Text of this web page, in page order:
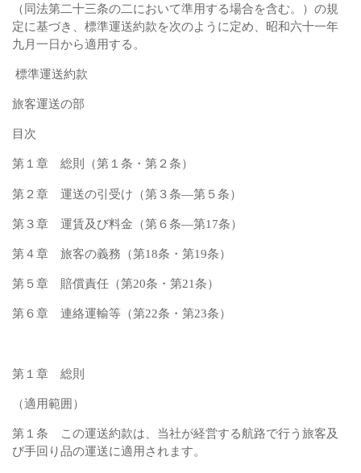
（同法第二十三条の二において準用する場合を含む。）の規
定に基づき、標準運送約款を次のように定め、昭和六十一年
九月一日から適用する。
標準運送約款
旅客運送の部
目次
第１章 総則（第１条・第２条）
第２章 運送の引受け（第３条―第５条）
第３章 運賃及び料金（第６条―第17条）
第４章 旅客の義務（第18条・第19条）
第５章 賠償責任（第20条・第21条）
第６章 連絡運輸等（第22条・第23条）
第１章 総則
（適用範囲）
第１条 この運送約款は、当社が経営する航路で行う旅客及
び手回り品の運送に適用されます。